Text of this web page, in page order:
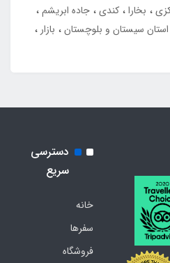
بخارا کندی جاده ابریشم
سیستان و بلوچستان
بازار
دسترسی
سریع
خانه
سفرها
فروشگاه